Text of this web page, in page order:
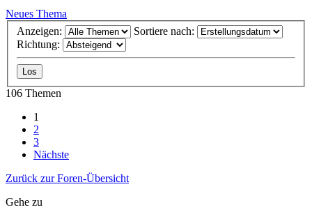
Neues Thema
Anzeigen:
Sortiere nach:
Richtung:
106 Themen
1
2
3
Nächste
Zurück zur Foren-Übersicht
Gehe zu